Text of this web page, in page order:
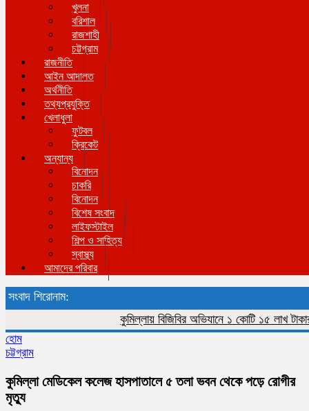
খুলনা
বরিশাল
রাজশাহী
চট্টগ্রাম
রাজনীতি
আইন আদালত
অর্থনীতি
তথ্যপ্রযুক্তি
খেলাধুলা
ফুটবল
ক্রিকেট
অন্যান্য
বিনোদন
চাকরি
বিনোদন
বিশেষ সংবাদ
লাইফস্টাইল
শিল্প ও সাহিত্য
স্বাস্থ্য
আমাদের পরিবার
সংবাদ শিরোনাম:
কুমিল্লায় বিজিবির অভিযানে ১ কোটি ১৫ লাখ টাকার
হোম
চট্টগ্রাম
কুমিল্লা মেডিকেল কলেজ হাসপাতালে ৫ তলা ভবন থেকে পড়ে রোগীর
মৃত্যু